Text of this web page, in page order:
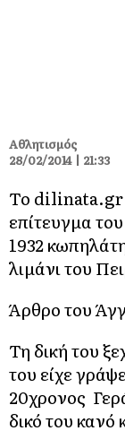
Αθλητισμός
28/02/2014 | 21:33
Το dilinata.gr
επίτευγμα
1932
λιμάνι του
Άρθρο του
Τη δική του
του είχε
20χρονος
δικό του κανό